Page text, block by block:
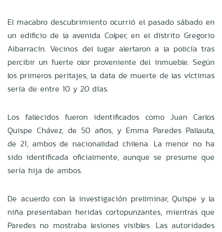
El macabro descubrimiento ocurrió el pasado sábado en
un edificio de la avenida Colper, en el distrito Gregorio
Albarracín. Vecinos del lugar alertaron a la policía tras
percibir un fuerte olor proveniente del inmueble. Según
los primeros peritajes, la data de muerte de las víctimas
sería de entre 10 y 20 días.
Los fallecidos fueron identificados como Juan Carlos
Quispe Chávez, de 50 años, y Emma Paredes Pallauta,
de 21, ambos de nacionalidad chilena. La menor no ha
sido identificada oficialmente, aunque se presume que
sería hija de ambos.
De acuerdo con la investigación preliminar, Quispe y la
niña presentaban heridas cortopunzantes, mientras que
Paredes no mostraba lesiones visibles. Las autoridades